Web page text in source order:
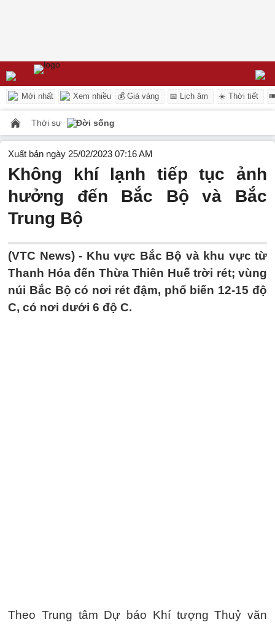
Mới nhất Xem nhiều 💰 Giá vàng 📅 Lịch âm ☀️ Thời tiết
Thời sự Đời sống
Xuất bản ngày 25/02/2023 07:16 AM
Không khí lạnh tiếp tục ảnh
hưởng đến Bắc Bộ và Bắc
Trung Bộ
(VTC News) - Khu vực Bắc Bộ và khu vực từ
Thanh Hóa đến Thừa Thiên Huế trời rét; vùng
núi Bắc Bộ có nơi rét đậm, phổ biến 12-15 độ
C, có nơi dưới 6 độ C.
Theo Trung tâm Dự báo Khí tượng Thuỷ văn